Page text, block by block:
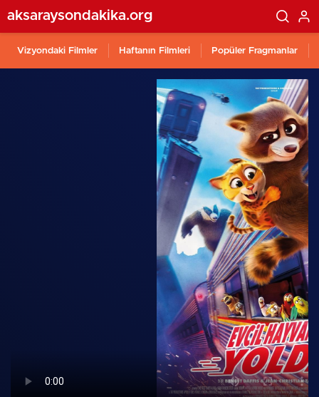
aksaraysondakika.org
Vizyondaki Filmler Haftanın Filmleri Popüler Fragmanlar